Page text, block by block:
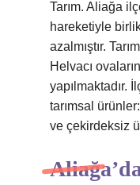
Tarım. Aliağa
hareketiyle
azalmıştır.
Helvacı
yapılmaktadır.
tarımsal
ve çekirdeksiz